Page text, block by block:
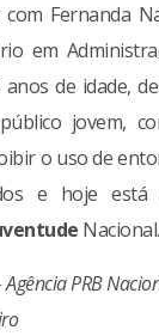
com Fernanda
em
de idade,
jovem,
o uso de
e hoje está
Nacional.
PRB